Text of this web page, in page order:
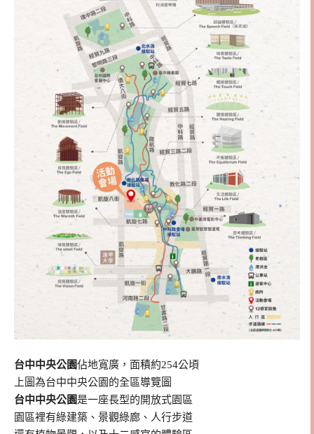
台中中央公園佔地寬廣，面積約254公頃
上圖為台中中央公園的全區導覽圖
台中中央公園是一座長型的開放式園區
園區裡有綠建築、景觀綠廊、人行步道